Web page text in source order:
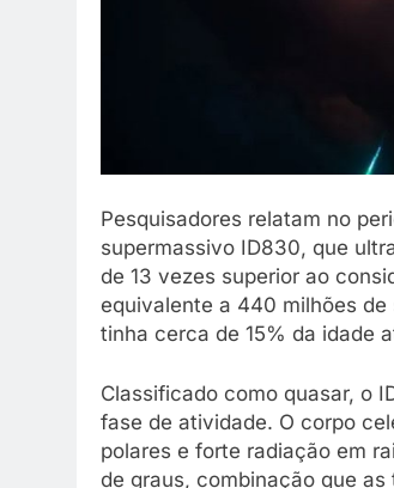
Pesquisadores relatam no
supermassivo ID830, que
de 13 vezes superior ao
equivalente a 440 milhões de
tinha cerca de 15% da idade
Classificado como quasar, o
fase de atividade. O corpo
polares e forte radiação em
de graus, combinação que